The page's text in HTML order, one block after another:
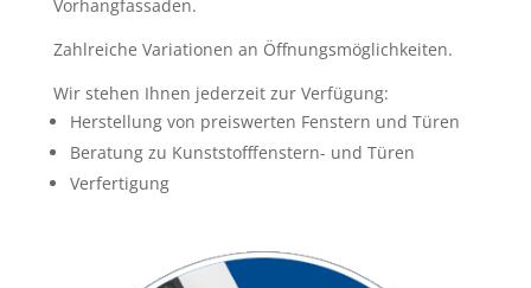
Vorhangfassaden.
Zahlreiche Variationen an Öffnungsmöglichkeiten.
Wir stehen Ihnen jederzeit zur Verfügung:
Herstellung von preiswerten Fenstern und Türen
Beratung zu Kunststofffenstern- und Türen
Verfertigung